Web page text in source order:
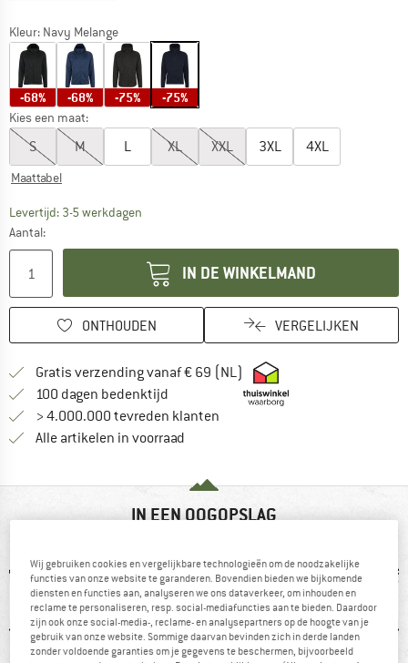
Kleur: Navy Melange
-68% -68% -75% -75%
Kies een maat:
S M L XL XXL 3XL 4XL
Maattabel
Levertijd: 3-5 werkdagen
Aantal:
IN DE WINKELMAND
ONTHOUDEN VERGELIJKEN
Gratis verzending vanaf € 69 (NL) Vind hier de
100 dagen bedenktijd Vind de betalingsinformatie hier!
> 4.000.000 tevreden klanten
Alle artikelen in voorraad
IN EEN OOGOPSLAG
Wij gebruiken cookies en vergelijkbare technologieën om de noodzakelijke
functies van onze website te garanderen. Bovendien bieden we bijkomende
diensten en functies aan, analyseren we ons dataverkeer, om inhouden en
reclame te personaliseren, resp. social-mediafuncties aan te bieden. Daardoor
zijn ook onze social-media-, reclame- en analysepartners op de hoogte van je
gebruik van onze website. Sommige daarvan bevinden zich in derde landen
zonder voldoende garanties om je gegevens te beschermen, bijvoorbeeld